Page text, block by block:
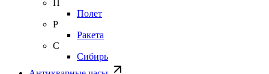
П
Полет
Р
Ракета
С
Сибирь